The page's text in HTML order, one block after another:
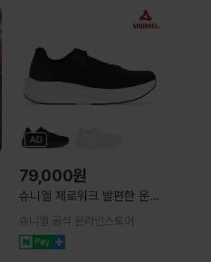
79,000원
슈니엘 제로워크 발편한 운동
화 1등급 미끄럼방지 키높이
런닝화
슈니엘 공식 온라인스토어